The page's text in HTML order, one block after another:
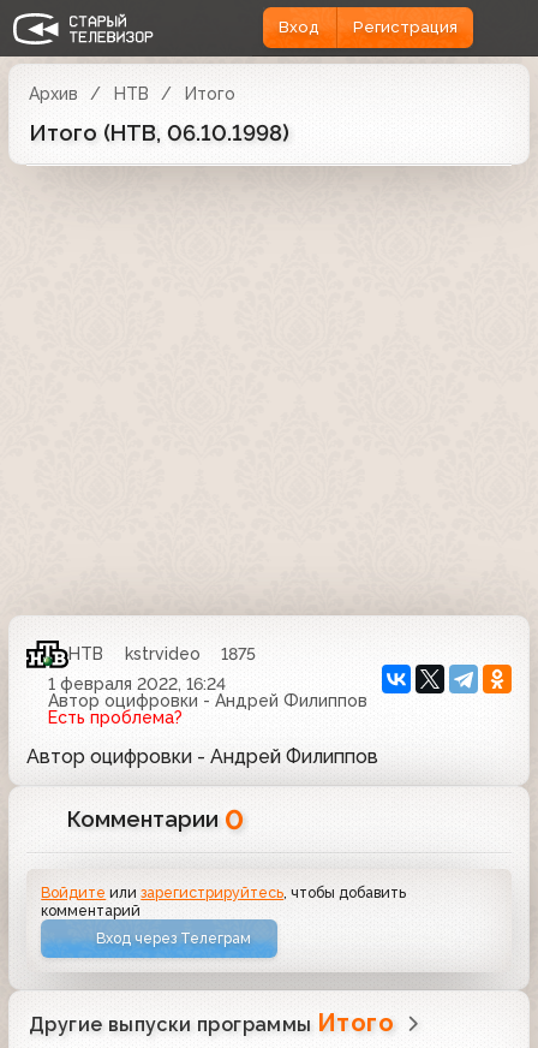
Вход Регистрация
Архив НТВ Итого
Итого (НТВ, 06.10.1998)
НТВ kstrvideo
1875
1 февраля 2022, 16:24
Автор оцифровки - Андрей Филиппов
Есть проблема?
Автор оцифровки - Андрей Филиппов
Комментарии 0
Войдите илизарегистрируйтесь , чтобы добавить
комментарий
Вход через Телеграм
Другие выпуски программы Итого